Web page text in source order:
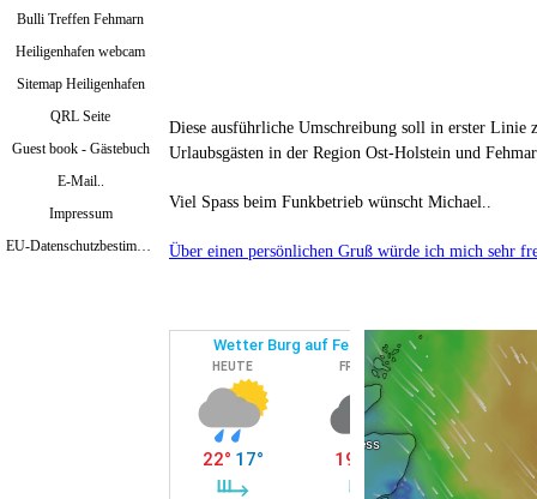
Bulli Treffen Fehmarn
Heiligenhafen webcam
Sitemap Heiligenhafen
QRL Seite
Guest book - Gästebuch
E-Mail..
Impressum
EU-Datenschutzbestimmungen Mai 2018
Diese ausführliche Umschreibung soll in erster Linie
Urlaubsgästen in der Region Ost-Holstein und
Viel Spass beim Funkbetrieb wünscht Michael..
Über einen persönlichen Gruß würde ich mich sehr